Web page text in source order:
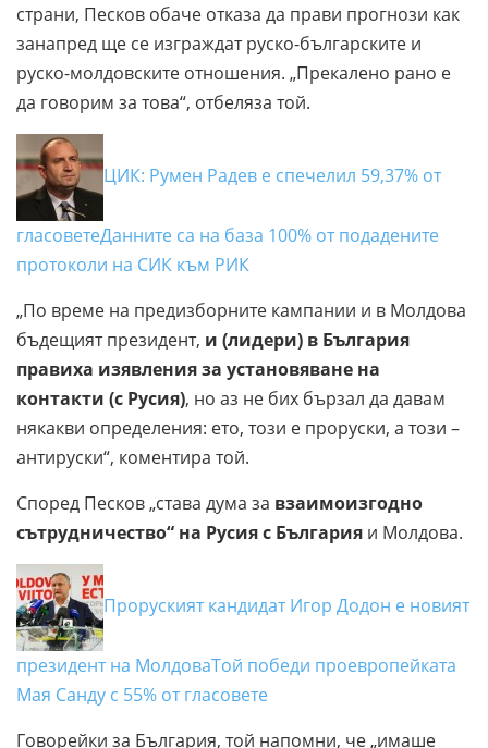
страни, Песков обаче отказа да прави прогнози как
занапред ще се изграждат руско-българските и
руско-молдовските отношения. „Прекалено рано е
да говорим за това“, отбеляза той.
ЦИК: Румен Радев е спечелил 59,37% от
гласоветеДанните са на база 100% от подадените
протоколи на СИК към РИК
„По време на предизборните кампании и в Молдова
бъдещият президент, и (лидери) в България
правиха изявления за установяване на
контакти (с Русия), но аз не бих бързал да давам
някакви определения: ето, този е проруски, а този –
антируски“, коментира той.
Според Песков „става дума за взаимоизгодно
сътрудничество“ на Русия с България и Молдова.
Проруският кандидат Игор Додон е новият
президент на МолдоваТой победи проевропейката
Мая Санду с 55% от гласовете
Говорейки за България, той напомни, че „имаше